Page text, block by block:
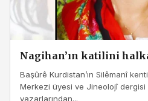
Nagihan’ın katilini
Başûrê Kurdistan’ın Silêmanî
Merkezi üyesi ve Jineolojî
yazarlarından...